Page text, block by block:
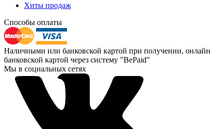
Хиты продаж
Способы оплаты
Наличными или банковской картой при получении, онлайн
банковской картой через систему "BePaid"
Мы в социальных сетях